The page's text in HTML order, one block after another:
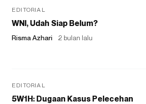
EDITORIAL
WNI, Udah Siap Belum?
Risma Azhari 2 bulan lalu
EDITORIAL
5W1H: Dugaan Kasus Pelecehan